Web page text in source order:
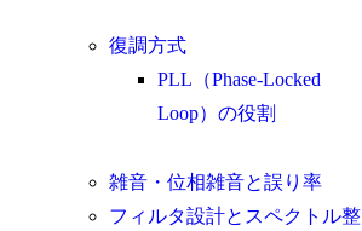
復調方式
PLL（Phase-Locked
Loop）の役割
雑音・位相雑音と誤り率
フィルタ設計とスペクトル整